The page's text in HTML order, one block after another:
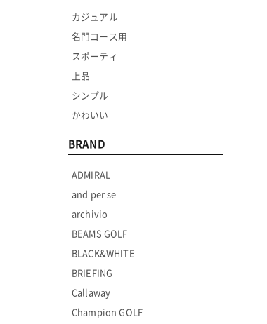
カジュアル
名門コース用
スポーティ
上品
シンプル
かわいい
BRAND
ADMIRAL
and per se
archivio
BEAMS GOLF
BLACK&WHITE
BRIEFING
Callaway
Champion GOLF